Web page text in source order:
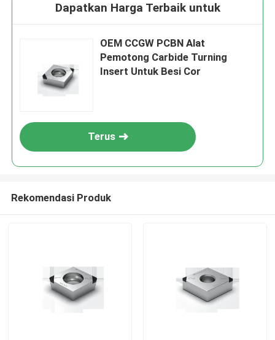
Dapatkan Harga Terbaik untuk
OEM CCGW PCBN Alat
Pemotong Carbide Turning
Insert Untuk Besi Cor
Terus
Rekomendasi Produk